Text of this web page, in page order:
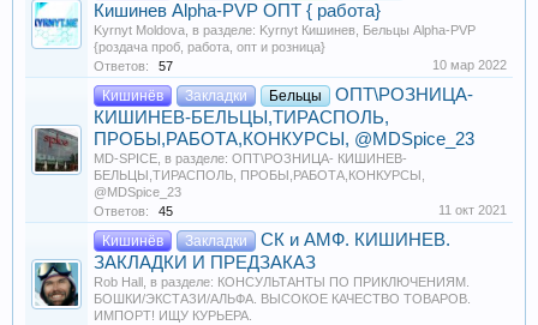
Кишинев Alpha-PVP ОПТ { работа}
Kyrnyt Moldova , в разделе: Kyrnyt Кишинев, Бельцы Alpha-PVP
{роздача проб, работа, опт и розница}
Ответов:
57 10 мар 2022
Кишинёв Закладки Бельцы
ОПТ\РОЗНИЦА-
КИШИНЕВ-БЕЛЬЦЫ,ТИРАСПОЛЬ,
ПРОБЫ,РАБОТА,КОНКУРСЫ, @MDSpice_23
MD-SPICE , в разделе: ОПТ\РОЗНИЦА- КИШИНЕВ-
БЕЛЬЦЫ,ТИРАСПОЛЬ, ПРОБЫ,РАБОТА,КОНКУРСЫ,
@MDSpice_23
Ответов:
45 11 окт 2021
Кишинёв Закладки
СК и АМФ. КИШИНЕВ.
ЗАКЛАДКИ И ПРЕДЗАКАЗ
Rob Hall , в разделе: КОНСУЛЬТАНТЫ ПО ПРИКЛЮЧЕНИЯМ.
БОШКИ/ЭКСТАЗИ/АЛЬФА. ВЫСОКОЕ КАЧЕСТВО ТОВАРОВ.
ИМПОРТ! ИЩУ КУРЬЕРА.